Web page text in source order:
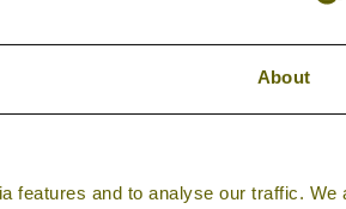
About
features and to analyse our traffic. We